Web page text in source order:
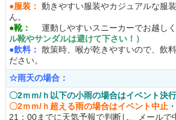
●服装： 動きやすい服装やカジュアルな服
ん。
●靴：
運動しやすいスニーカーでお越しく
ル靴やサンダルは避けて下さい！）
●飲料： 散策時、喉が乾きやすいので、飲
ださい。
☆雨天の場合：
〇2ｍｍ/ｈ以下の小雨の場合はイベント決行
〇2ｍｍ/ｈ超える雨の場合はイベント中止
21：00までに天気予報で判断し、メールで